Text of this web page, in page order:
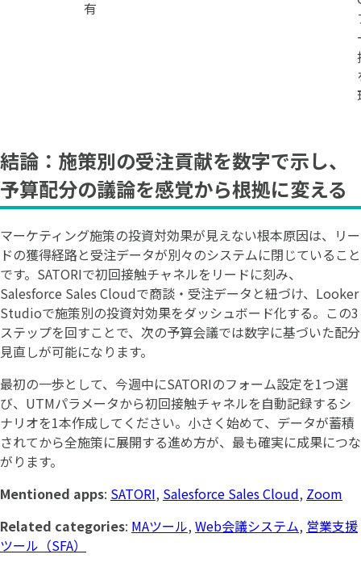
有
結論：施策別の受注貢献を数字で示し、
予算配分の議論を感覚から根拠に変える
マーケティング施策の投資対効果が見えない根本原因は、リー
ドの獲得経路と受注データが別々のシステムに閉じていること
です。SATORIで初回接触チャネルをリードに刻み、
Salesforce Sales Cloudで商談・受注データと紐づけ、Looker
Studioで施策別の投資対効果をダッシュボード化する。この3
ステップを回すことで、次の予算会議では数字に基づいた配分
見直しが可能になります。
最初の一歩として、今週中にSATORIのフォーム設定を1つ選
び、UTMパラメータから初回接触チャネルを自動記録するシ
ナリオを1本作成してください。小さく始めて、データが蓄積
されてから全施策に展開する進め方が、最も確実に成果につな
がります。
Mentioned apps: SATORI, Salesforce Sales Cloud, Zoom
Related categories: MAツール, Web会議システム, 営業支援
ツール（SFA）